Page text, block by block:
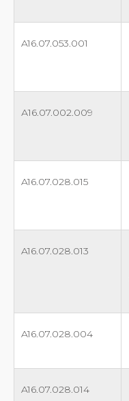
A16.07.053.001
А16.07.002.009
A16.07.028.015
A16.07.028.013
A16.07.028.004
A16.07.028.014